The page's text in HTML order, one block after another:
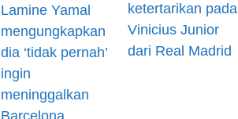
Lamine Yamal
mengungkapkan
dia ‘tidak pernah’
ingin
meninggalkan
ketertarikan pada
Vinicius Junior
dari Real Madrid